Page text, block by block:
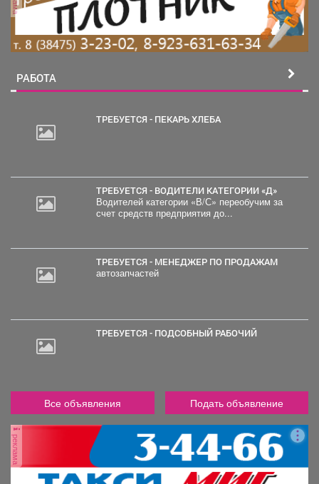
РАБОТА
ТРЕБУЕТСЯ - ПЕКАРЬ ХЛЕБА
ТРЕБУЕТСЯ - ВОДИТЕЛИ КАТЕГОРИИ «Д»
Водителей категории «В/С» переобучим за
счет средств предприятия до...
ТРЕБУЕТСЯ - МЕНЕДЖЕР ПО ПРОДАЖАМ
автозапчастей
ТРЕБУЕТСЯ - ПОДСОБНЫЙ РАБОЧИЙ
Все объявления Подать объявление
реклама